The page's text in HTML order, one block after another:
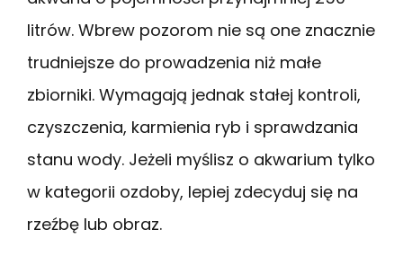
litrów. Wbrew pozorom nie są one znacznie
trudniejsze do prowadzenia niż małe
zbiorniki. Wymagają jednak stałej kontroli,
czyszczenia, karmienia ryb i sprawdzania
stanu wody. Jeżeli myślisz o akwarium tylko
w kategorii ozdoby, lepiej zdecyduj się na
rzeźbę lub obraz.